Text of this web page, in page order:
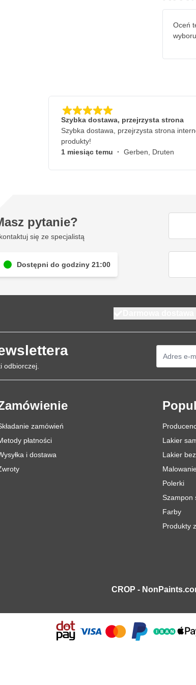
Oceń
wyboru.
Szybka dostawa, przejrzysta strona
Szybka dostawa, przejrzysta strona
produkty!
1 miesiąc temu · Gerben, Druten
pytanie?
się ze specjalistą
Dostępni do godziny 21:00
odbiorczej.
zamówień
płatności
i dostawa
Lakier
Lakier
Polerki
Szampon
Farby
Produkty
CROP -